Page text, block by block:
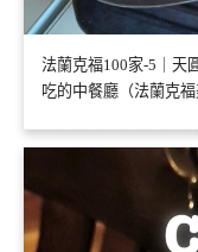
法蘭克福100家-5｜天
吃的中餐廳（法蘭克福